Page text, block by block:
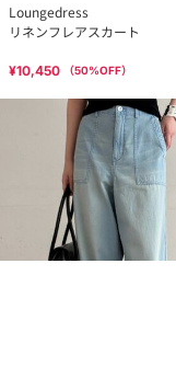
Loungedress
リネンフレアスカート
¥10,450 （50%OFF）